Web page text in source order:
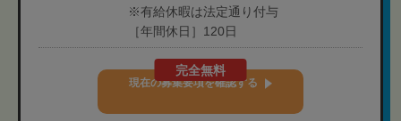
※有給休暇は法定通り付与
［年間休日］120日
完全無料
現在の募集要項を確認する